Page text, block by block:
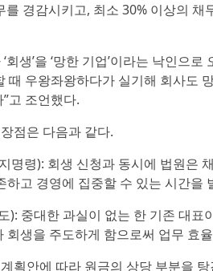
를 경감시키고, 최소 30% 이상의
회생’을 ‘망한 기업’이라는 낙인으
때 우왕좌왕하다가 실기해 회사도
고 조언했다.
점은 다음과 같다.
명령): 회생 신청과 동시에 법원은
하고 경영에 집중할 수 있는 시간을
): 중대한 과실이 없는 한 기존 대
회생을 주도하게 함으로써 업무 효
획안에 따라 원금의 상당 부분을